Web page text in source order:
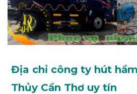
Địa chỉ công ty hút
Thủy Cần Thơ uy tín